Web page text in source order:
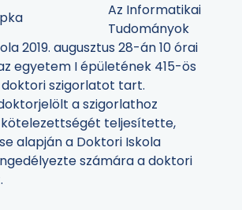
Az Informatikai
Tudományok
2019. augusztus 28-án 10 órai
egyetem I épületének 415-ös
szigorlatot tart.
a szigorlathoz
kötelezettségét teljesítette,
alapján a Doktori Iskola
számára a doktori